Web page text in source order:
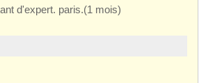
d'expert. paris.(1 mois)